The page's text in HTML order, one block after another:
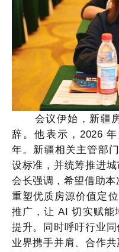
会议伊始，新疆
辞。他表示，2026
年。新疆相关主管部
设标准，并统筹推进
会长强调，希望借助
重塑优质房源价值定
推广，让 AI 切实赋能
提升。同时呼吁行业
业界携手并肩、合作